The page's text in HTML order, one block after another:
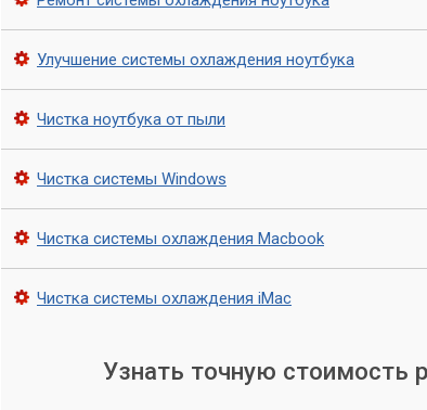
оборудование, а наши специалисты имеют большой
стремимся предоставить лучший сервис.
Заключение
Чистка системы охлаждения ноутбука — это важная
«Компьютерный мастер», и мы позаботимся о вашем
высокую производительность.
Улучшение системы охлаждения ноутбука
Чистка ноутбука от пыли
Чистка системы Windows
Чистка системы охлаждения Macbook
Чистка системы охлаждения iMac
Узнать точную стоимость